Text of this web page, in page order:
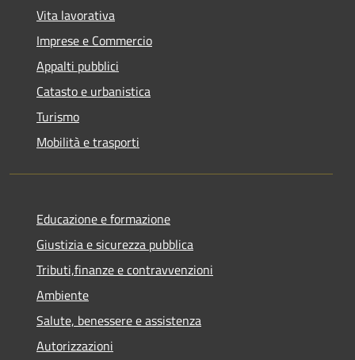
Vita lavorativa
Imprese e Commercio
Appalti pubblici
Catasto e urbanistica
Turismo
Mobilità e trasporti
Educazione e formazione
Giustizia e sicurezza pubblica
Tributi,finanze e contravvenzioni
Ambiente
Salute, benessere e assistenza
Autorizzazioni